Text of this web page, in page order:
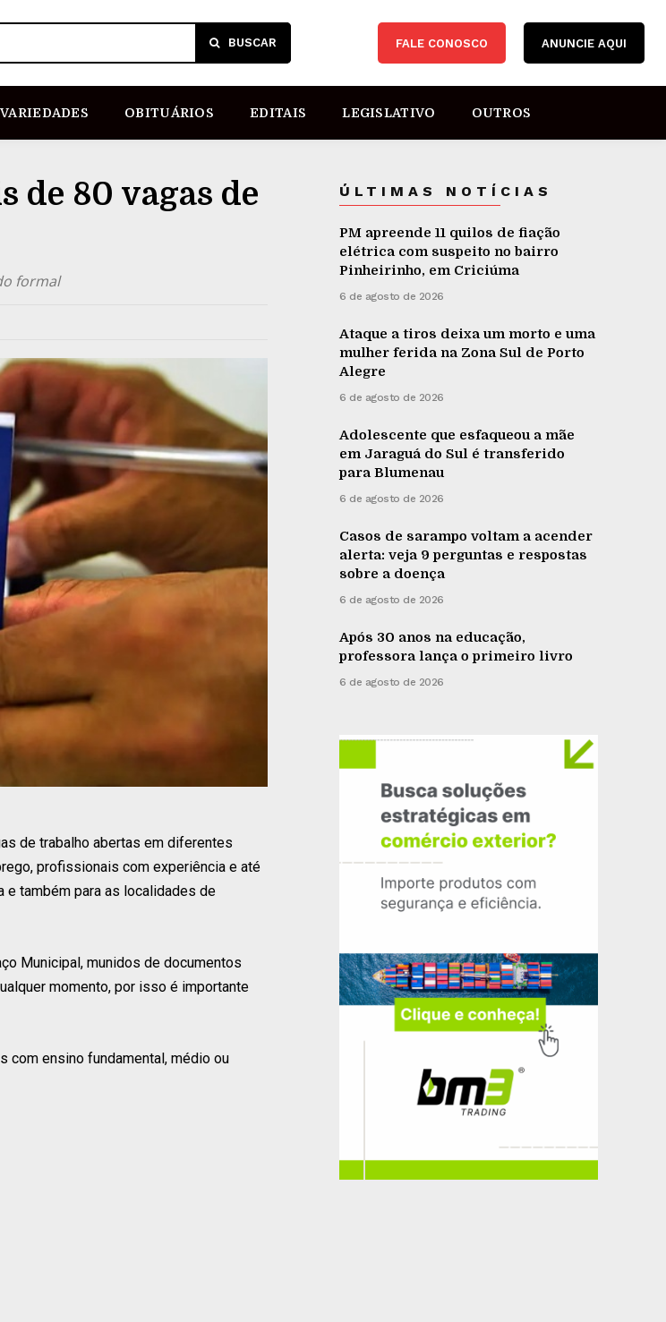
BUSCAR FALE CONOSCO ANUNCIE AQUI
VARIEDADES OBITUÁRIOS EDITAIS LEGISLATIVO OUTROS
de 80 vagas de
formal
de trabalho abertas em diferentes
profissionais com experiência e até
também para as localidades de
Municipal, munidos de documentos
momento, por isso é importante
com ensino fundamental, médio ou
ÚLTIMAS NOTÍCIAS
PM apreende 11 quilos de fiação
elétrica com suspeito no bairro
Pinheirinho, em Criciúma
6 de agosto de 2026
Ataque a tiros deixa um morto e uma
mulher ferida na Zona Sul de Porto
Alegre
6 de agosto de 2026
Adolescente que esfaqueou a mãe
em Jaraguá do Sul é transferido
para Blumenau
6 de agosto de 2026
Casos de sarampo voltam a acender
alerta: veja 9 perguntas e respostas
sobre a doença
6 de agosto de 2026
Após 30 anos na educação,
professora lança o primeiro livro
6 de agosto de 2026